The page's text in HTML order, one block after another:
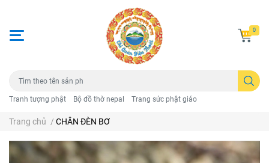
Tranh tượng phật Bộ đồ thờ nepal Trang sức phật giáo
0
Trang chủ / CHÂN ĐÈN BƠ